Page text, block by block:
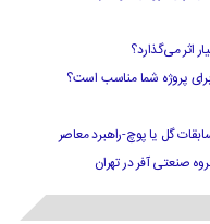
پروژه شما مناسب است؟
گل یا پوچ-راهبرد معاصر
صنعتی آفر در تهران